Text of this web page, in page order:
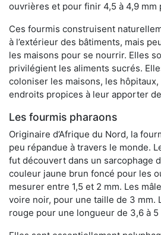
ouvrières et pour finir 4,5 à 4,9 mm
Ces fourmis construisent
à l’extérieur des bâtiments, mais
les maisons pour se nourrir. Elles
privilégient les aliments sucrés.
coloniser les maisons, les
endroits propices à leur apporter
Les fourmis pharaons
Originaire d’Afrique du Nord, la
peu répandue à travers le monde.
fut découvert dans un sarcophage
couleur jaune brun foncé pour les
mesurer entre 1,5 et 2 mm. Les
voire noir, pour une taille de 3 mm.
rouge pour une longueur de 3,6 à 5